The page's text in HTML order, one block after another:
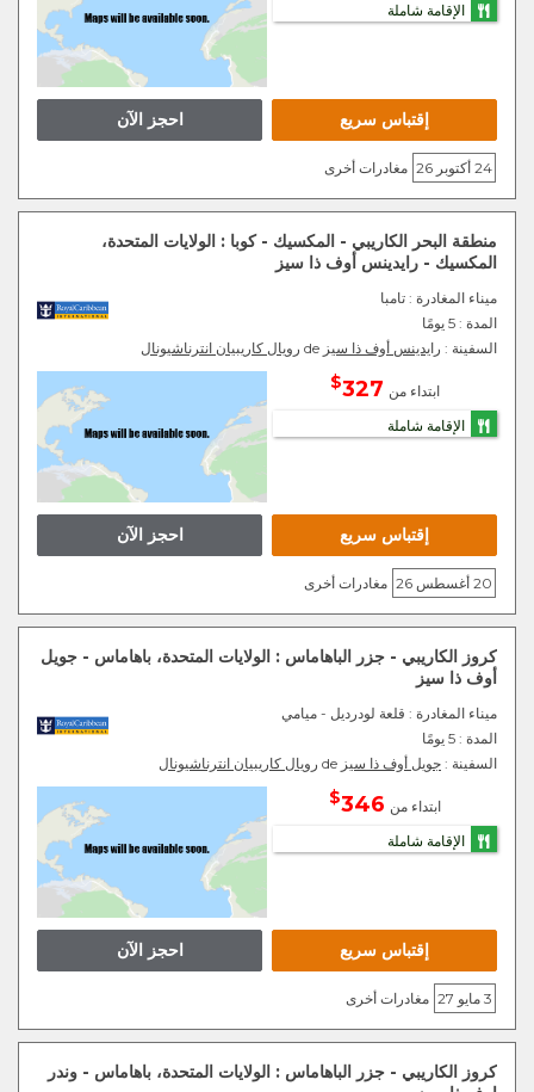
الإقامة شاملة
احجز الآن إقتباس سريع
24 أكتوبر 26 مغادرات أخرى
منطقة البحر الكاريبي - المكسيك - كوبا : الولايات المتحدة،
المكسيك - رايدينس أوف ذا سيز
ميناء المغادرة : تامبا
المدة : 5 يومًا
السفينة : رايدينس أوف ذا سيز رويال كاريبيان انترناشيونال
ابتداء من 327
$
الإقامة شاملة
احجز الآن إقتباس سريع
20 أغسطس 26 مغادرات أخرى
كروز الكاريبي - جزر الباهاماس : الولايات المتحدة، باهاماس - جويل
أوف ذا سيز
ميناء المغادرة : قلعة لودرديل - ميامي
المدة : 5 يومًا
السفينة : جويل أوف ذا سيز رويال كاريبيان انترناشيونال
ابتداء من 346
$
الإقامة شاملة
احجز الآن إقتباس سريع
3 مايو 27 مغادرات أخرى
كروز الكاريبي - جزر الباهاماس : الولايات المتحدة، باهاماس - وندر